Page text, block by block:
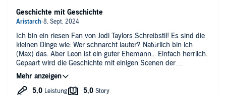
Ich bin ein riesen Fan von Jodi Taylors Schreibstil! Es sind die
kleinen Dinge wie: Wer schnarcht lauter? Natürlich bin ich
(Max) das. Aber Leon ist ein guter Ehemann... Einfach herrlich.
Gepaart wird die Geschichte mit einigen Scenen der
Geschichte. Gerne habe ich mir dies und das dann nochmals
genauer angeschaut.
Leider scheint nur noch das nächste Band übersetzt worden
Geschichte mit Geschichte